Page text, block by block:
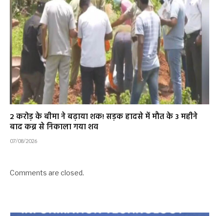
2 करोड़ के बीमा ने बढ़ाया शक! सड़क हादसे में मौत के 3 महीने
बाद कब्र से निकाला गया शव
07/08/2026
Comments are closed.